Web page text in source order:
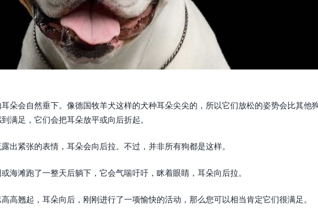
朵会自然垂下。像德国牧羊犬这样的犬种耳朵尖尖的，所以它们放松的姿势会比其他
满足，它们会把耳朵放平或向后折起。
出紧张的表情，耳朵会向后拉。不过，并非所有狗都是这样。
海滩跑了一整天后躺下，它会气喘吁吁，眯着眼睛，耳朵向后拉。
高翘起，耳朵向后，刚刚进行了一项愉快的活动，那么您可以相当肯定它们很满足。